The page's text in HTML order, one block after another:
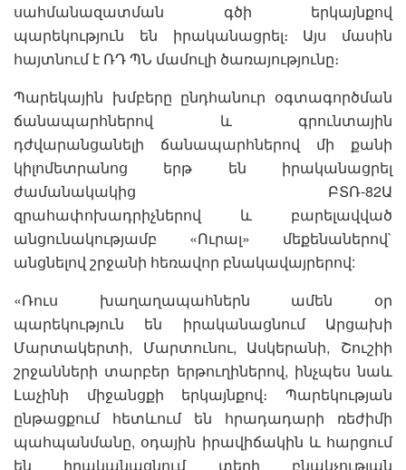
սահմանազատման գծի երկայնքով
պարեկություն են իրականացրել։ Այս մասին
հայտնում է ՌԴ ՊՆ մամուլի ծառայությունը։
Պարեկային խմբերը ընդհանուր օգտագործման
ճանապարհներով և գրունտային
դժվարանցանելի ճանապարհներով մի քանի
կիլոմետրանոց երթ են իրականացրել
ժամանակակից ԲՏՌ-82Ա
զրահափոխադրիչներով և բարելավված
անցունակությամբ «Ուրալ» մեքենաներով`
անցնելով շրջանի հեռավոր բնակավայրերով:
«Ռուս խաղաղապահներն ամեն օր
պարեկություն են իրականացնում Արցախի
Մարտակերտի, Մարտունու, Ասկերանի, Շուշիի
շրջանների տարբեր երթուղիներով, ինչպես նաև
Լաչինի միջանցքի երկայնքով։ Պարեկության
ընթացքում հետևում են հրադադարի ռեժիմի
պահպանմանը, օդային իրավիճակին և հարցում
են իրականացնում տեղի բնակչության